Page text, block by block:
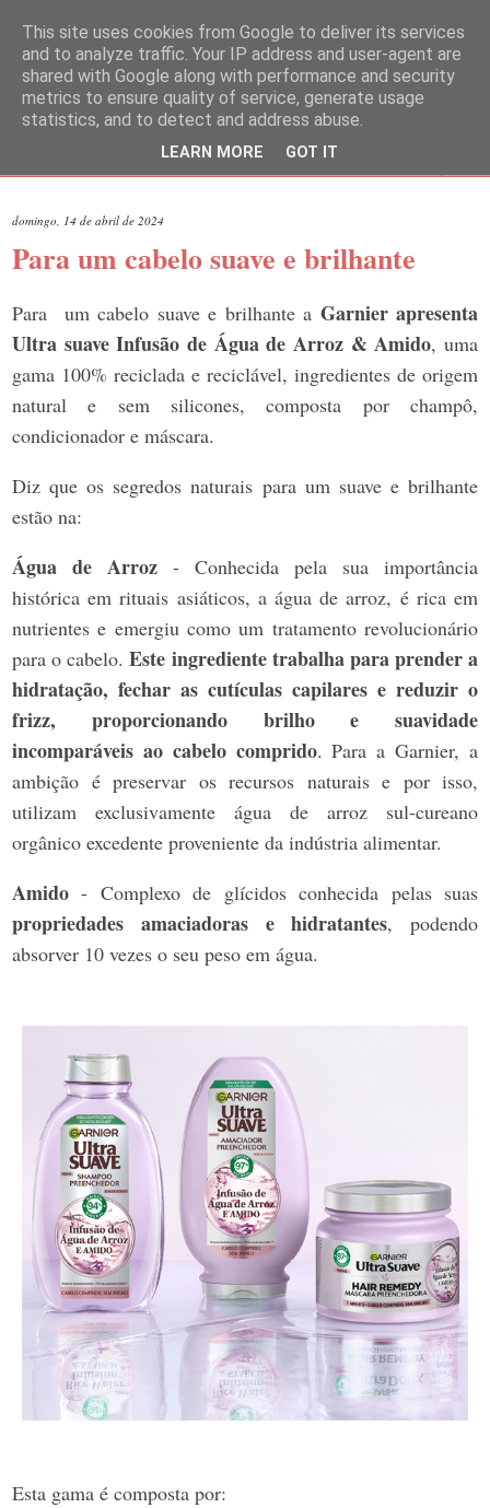
domingo, 14 de abril de 2024
Para um cabelo suave e brilhante
Para um cabelo suave e brilhante a Garnier apresenta
Ultra suave Infusão de Água de Arroz & Amido, uma
gama 100% reciclada e reciclável, ingredientes de origem
natural e sem silicones, composta por champô,
condicionador e máscara.
Diz que os segredos naturais para um suave e brilhante
estão na:
Água de Arroz - Conhecida pela sua importância
histórica em rituais asiáticos, a água de arroz, é rica em
nutrientes e emergiu como um tratamento revolucionário
para o cabelo.Este ingrediente trabalha para prender a
hidratação, fechar as cutículas capilares e reduzir o
frizz, proporcionando brilho e suavidade
incomparáveis ao cabelo comprido. Para a Garnier, a
ambição é preservar os recursos naturais e por isso,
utilizam exclusivamente água de arroz sul-cureano
orgânico excedente proveniente da indústria alimentar.
Amido - Complexo de glícidos conhecida pelas suas
propriedades amaciadoras e hidratantes, podendo
absorver 10 vezes o seu peso em água.
Esta gama é composta por:
This site uses cookies from Google to deliver its services
and to analyze traffic. Your IP address and user-agent are
shared with Google along with performance and security
metrics to ensure quality of service, generate usage
statistics, and to detect and address abuse.
LEARN MORE GOT IT